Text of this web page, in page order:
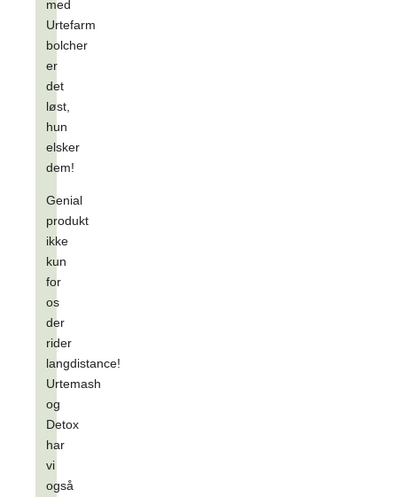
med
Urtefarm
bolcher
er
det
løst,
hun
elsker
dem!
Genial
produkt
ikke
kun
for
os
der
rider
langdistance!
Urtemash
og
Detox
har
vi
også